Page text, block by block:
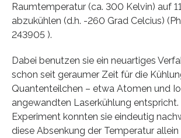
Raumtemperatur (ca. 300 Kelvin) auf
abzukühlen (d.h. -260 Grad Celcius)
243905 ).
Dabei benutzen sie ein neuartiges
schon seit geraumer Zeit für die
Quantenteilchen – etwa Atomen und
angewandten Laserkühlung entspricht.
Experiment konnten sie eindeutig
diese Absenkung der Temperatur